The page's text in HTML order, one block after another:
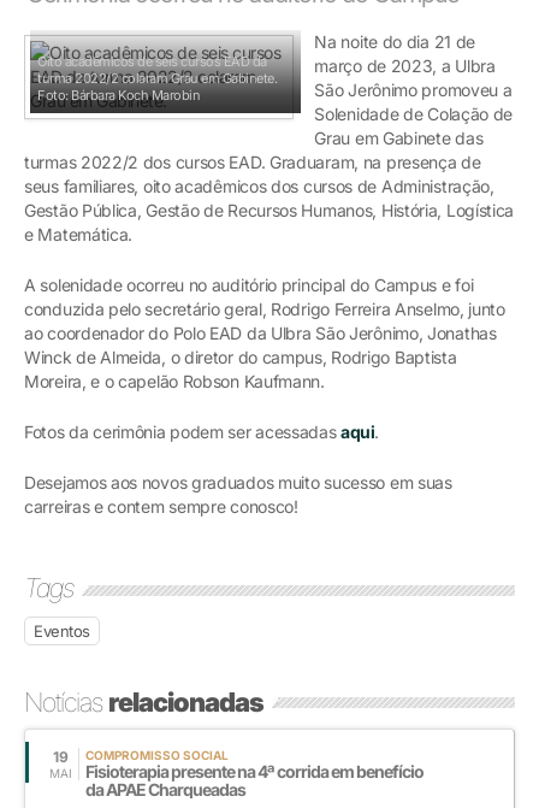
Oito acadêmicos de seis cursos EAD da
turma 2022/2 colaram Grau em Gabinete.
Foto: Bárbara Koch Marobin
Na noite do dia 21 de
março de 2023, a Ulbra
São Jerônimo promoveu a
Solenidade de Colação de
Grau em Gabinete das
turmas 2022/2 dos cursos EAD. Graduaram, na presença de
seus familiares, oito acadêmicos dos cursos de Administração,
Gestão Pública, Gestão de Recursos Humanos, História, Logística
e Matemática.
A solenidade ocorreu no auditório principal do Campus e foi
conduzida pelo secretário geral, Rodrigo Ferreira Anselmo, junto
ao coordenador do Polo EAD da Ulbra São Jerônimo, Jonathas
Winck de Almeida, o diretor do campus, Rodrigo Baptista
Moreira, e o capelão Robson Kaufmann.
Fotos da cerimônia podem ser acessadasaqui.
Desejamos aos novos graduados muito sucesso em suas
carreiras e contem sempre conosco!
Tags
Eventos
Notíciasrelacionadas
19
MAI
COMPROMISSO SOCIAL
Fisioterapia presente na 4ª corrida em benefício
da APAE Charqueadas